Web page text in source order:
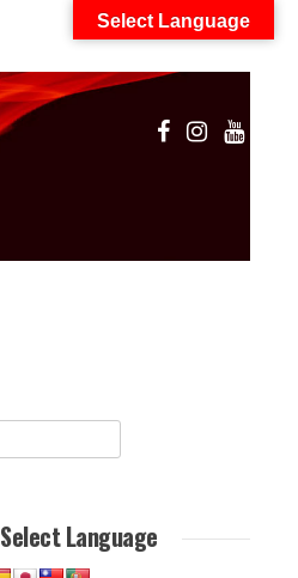
Select Language
Select Language